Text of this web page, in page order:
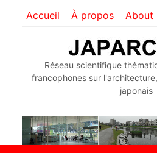
Accueil À propos About
Réseau scientifique
francophones sur
japonais